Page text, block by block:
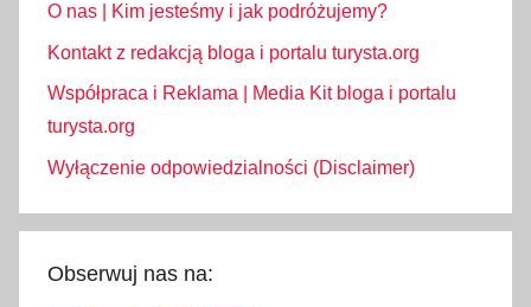
O nas | Kim jesteśmy i jak podróżujemy?
Kontakt z redakcją bloga i portalu turysta.org
Współpraca i Reklama | Media Kit bloga i portalu
turysta.org
Wyłączenie odpowiedzialności (Disclaimer)
Obserwuj nas na: